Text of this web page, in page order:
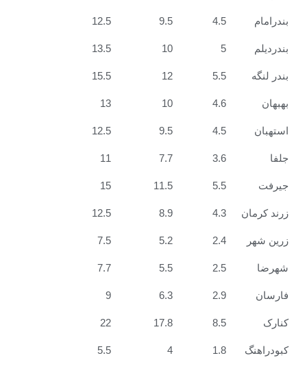
4.5
9.5
12.5
5
10
13.5
5.5
12
15.5
4.6
10
13
4.5
9.5
12.5
3.6
7.7
11
5.5
11.5
15
4.3
8.9
12.5
2.4
5.2
7.5
2.5
5.5
7.7
2.9
6.3
9
8.5
17.8
22
1.8
4
5.5